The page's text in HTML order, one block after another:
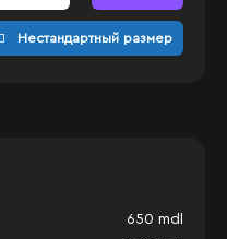
Нестандартный размер
650 mdl